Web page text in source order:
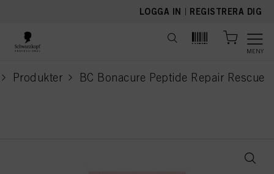
LOGGA IN | REGISTRERA DIG
MENY
Produkter BC Bonacure Peptide Repair Rescue
current page